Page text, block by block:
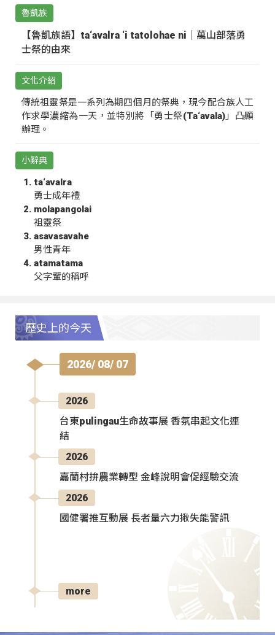
魯凱族
【魯凱族語】ta‘avalra ‘i tatolohae ni｜萬山部落勇
士祭的由來
文化介紹
傳統祖靈祭是一系列為期四個月的祭典，現今配合族人工
作求學濃縮為一天，並特別將「勇士祭(Ta‘avala)」凸顯
辦理。
小辭典
ta‘avalra
勇士成年禮
molapangolai
祖靈祭
asavasavahe
男性青年
atamatama
父字輩的稱呼
歷史上的今天
2026/ 08/ 07
2026
台東pulingau生命故事展 香氛串起文化連
結
2026
嘉蘭村拚農業轉型 金峰說明會促經驗交流
2026
國健署推互動展 長者量六力揪失能警訊
more